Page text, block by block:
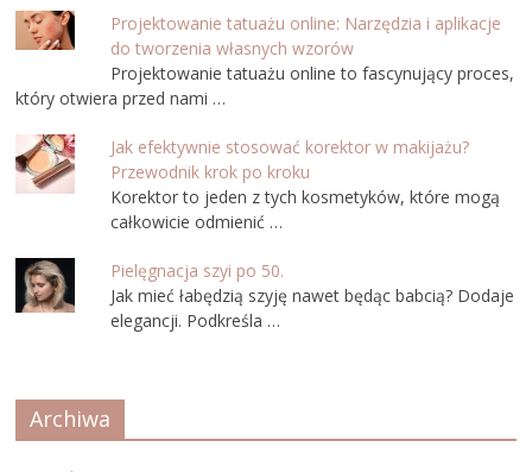
Projektowanie tatuażu online: Narzędzia i aplikacje
do tworzenia własnych wzorów
Projektowanie tatuażu online to fascynujący proces,
który otwiera przed nami …
Jak efektywnie stosować korektor w makijażu?
Przewodnik krok po kroku
Korektor to jeden z tych kosmetyków, które mogą
całkowicie odmienić …
Pielęgnacja szyi po 50.
Jak mieć łabędzią szyję nawet będąc babcią? Dodaje
elegancji. Podkreśla …
Archiwa